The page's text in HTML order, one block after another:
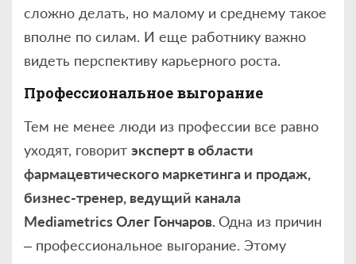
сложно делать, но малому и среднему такое
вполне по силам. И еще работнику важно
видеть перспективу карьерного роста.
Профессиональное выгорание
Тем не менее люди из профессии все равно
уходят, говорит эксперт в области
фармацевтического маркетинга и продаж,
бизнес-тренер, ведущий канала
Mediametrics Олег Гончаров.Одна из причин
– профессиональное выгорание. Этому